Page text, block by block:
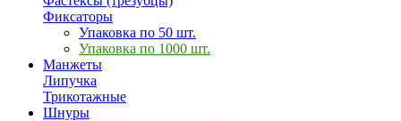
Фиксаторы
Упаковка по 50 шт.
Упаковка по 1000 шт.
Манжеты
Липучка
Трикотажные
Шнуры